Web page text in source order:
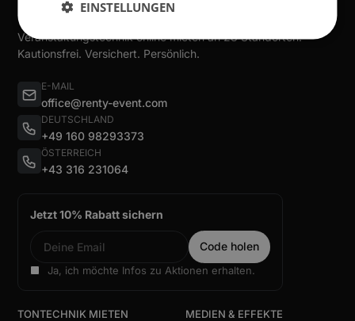
Veranstaltungstechnik online mieten an 28 Standorten.
Kautionsfrei. Versichert. Persönlich.
E-MAIL
office@renty-event.com
DEUTSCHLAND
+49 160 98293373
ÖSTERREICH
+43 316 231064
Jetzt 10% Rabatt sichern
Ja, ich möchte Infos zu Aktionen erhalten.
TONTECHNIK MIETEN MEDIEN & EFFEKTE
EINSTELLUNGEN